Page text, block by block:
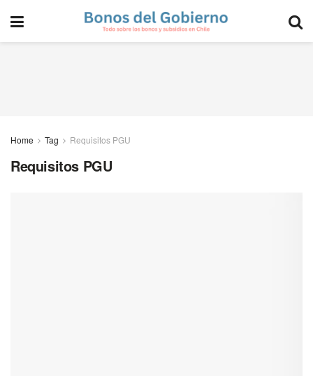
Home Tag Requisitos PGU
Requisitos PGU